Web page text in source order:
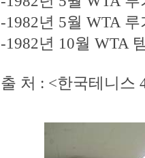
-1982년 5월 WTA
-1982년 10월 WTA
출 처 : <한국테니스